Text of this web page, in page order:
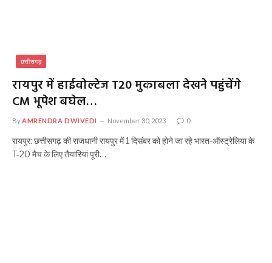
छत्तीसगढ़
रायपुर में हाईवोल्टेज T20 मुकाबला देखने पहुंचेंगे
CM भूपेश बघेल…
By AMRENDRA DWIVEDI November 30, 2023 0
रायपुर: छत्तीसगढ़ की राजधानी रायपुर में 1 दिसंबर को होने जा रहे भारत-ऑस्ट्रेलिया के
T-20 मैच के लिए तैयारियां पूरी…